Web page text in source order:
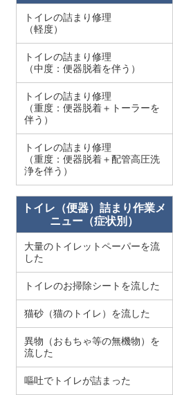
トイレの詰まり修理
（軽度）
トイレの詰まり修理
（中度：便器脱着を伴う）
トイレの詰まり修理
（重度：便器脱着＋トーラーを
伴う）
トイレの詰まり修理
（重度：便器脱着＋配管高圧洗
浄を伴う）
トイレ（便器）詰まり作業メ
ニュー（症状別）
大量のトイレットペーパーを流
した
トイレのお掃除シートを流した
猫砂（猫のトイレ）を流した
異物（おもちゃ等の無機物）を
流した
嘔吐でトイレが詰まった